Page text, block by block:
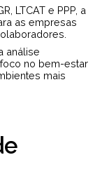
LTCAT e PPP, a
as empresas
análise
no bem-estar
mais